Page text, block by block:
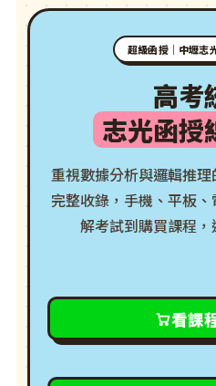
超級函授｜中壢志
高考
志光函授
重視數據分析與邏輯推
完整收錄，手機、平板
解考試到購買課程，
看課